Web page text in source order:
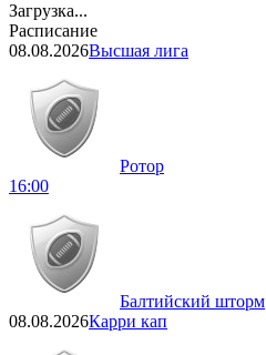
Загрузка...
Расписание
08.08.2026Высшая лига
Ротор
16:00
Балтийский шторм
08.08.2026Карри кап